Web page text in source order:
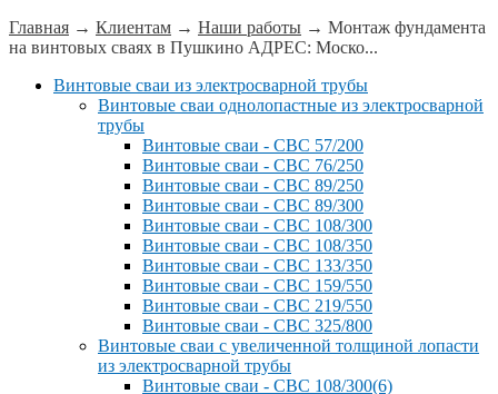
Главная → Клиентам → Наши работы → Монтаж фундамента
на винтовых сваях в Пушкино АДРЕС: Моско...
Винтовые сваи из электросварной трубы
Винтовые сваи однолопастные из электросварной
трубы
Винтовые сваи - СВС 57/200
Винтовые сваи - СВС 76/250
Винтовые сваи - СВС 89/250
Винтовые сваи - СВС 89/300
Винтовые сваи - СВС 108/300
Винтовые сваи - СВС 108/350
Винтовые сваи - СВС 133/350
Винтовые сваи - СВС 159/550
Винтовые сваи - СВС 219/550
Винтовые сваи - СВС 325/800
Винтовые сваи с увеличенной толщиной лопасти
из электросварной трубы
Винтовые сваи - СВС 108/300(6)